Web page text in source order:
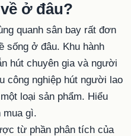
ở đâu?
quanh sân bay rất đơn
sống ở đâu. Khu hành
hút chuyên gia và người
công nghiệp hút người lao
loại sản phẩm. Hiểu
mua gì.
từ phần phân tích của